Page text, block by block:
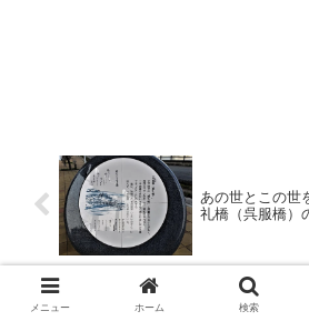
あの世とこの世
礼橋（呉服橋）
あわんど池（辻ケ池）の辻地蔵にまつわ
メニュー ホーム 検索